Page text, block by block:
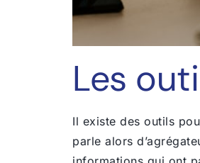
Les
Il existe des outils
parle alors